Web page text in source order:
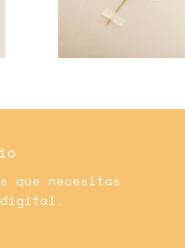
que necesitas
digital.